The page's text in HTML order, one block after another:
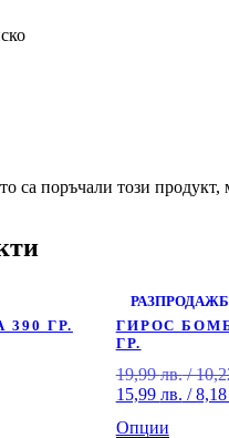
са поръчали този продукт,
ГР.
ГИРОС
ГР.
19,99лв./
15,99 лв. /
Опции